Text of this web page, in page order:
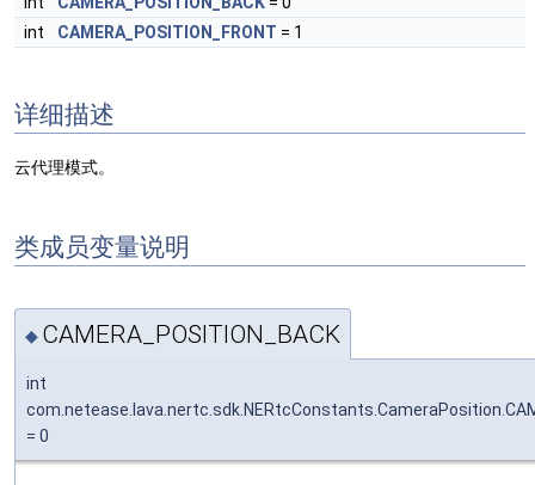
int
CAMERA_POSITION_FRONT = 1
详细描述
云代理模式。
类成员变量说明
◆ CAMERA_POSITION_BACK
int
= 0